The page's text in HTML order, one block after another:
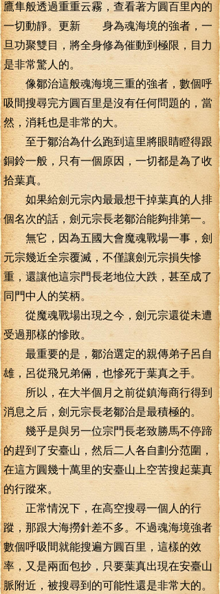
鷹隼般透過重重云霧，查看著方圓百里內的
一切動靜。更新 身為魂海境的強者，一
旦功聚雙目，將全身修為催動到極限，目力
是非常驚人的。
像鄒治這般魂海境三重的強者，數個呼
吸間搜尋完方圓百里是沒有任何問題的，當
然，消耗也是非常的大。
至于鄒治為什么跑到這里將眼睛瞪得跟
銅鈴一般，只有一個原因，一切都是為了收
拾葉真。
如果給劍元宗內最最想干掉葉真的人排
個名次的話，劍元宗長老鄒治能夠排第一。
無它，因為五國大會魔魂戰場一事，劍
元宗幾近全宗覆滅，不僅讓劍元宗損失慘
重，還讓他這宗門長老地位大跌，甚至成了
同門中人的笑柄。
從魔魂戰場出現之今，劍元宗還從未遭
受過那樣的慘敗。
最重要的是，鄒治選定的親傳弟子呂自
雄，呂從飛兄弟倆，也慘死于葉真之手。
所以，在大半個月之前從鎮海商行得到
消息之后，劍元宗長老鄒治是最積極的。
幾乎是與另一位宗門長老致勝馬不停蹄
的趕到了安臺山，然后二人各自劃分范圍，
在這方圓幾十萬里的安臺山上空苦搜起葉真
的行蹤來。
正常情況下，在高空搜尋一個人的行
蹤，那跟大海撈針差不多。不過魂海境強者
數個呼吸間就能搜遍方圓百里，這樣的效
率，又是兩面包抄，只要葉真出現在安臺山
脈附近，被搜尋到的可能性還是非常大的。